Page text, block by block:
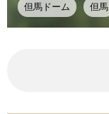
但馬ドーム 但馬